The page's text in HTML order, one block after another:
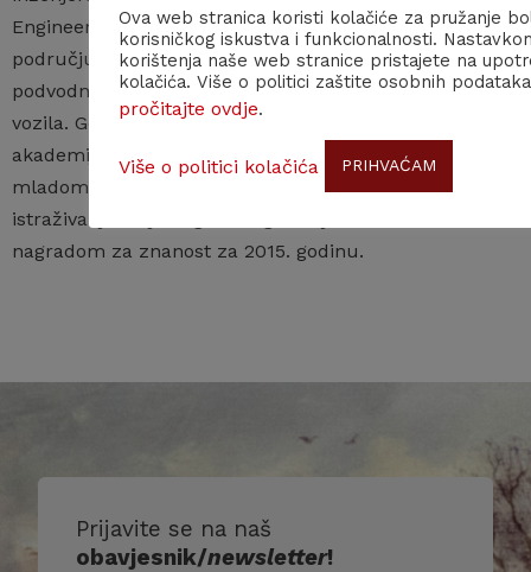
Engineer Award) za izniman inženjerski doprinos u
području pomorske robotike, posebice inovativnih
podvodnih robotskih sustava i autonomnih površinskih
vozila. Godine 2013. primio je nagradu Hrvatske
akademije tehničkih znanosti ,,Vera Johanides”
mladom znanstveniku za uspjehe u području
istraživanja, te je nagrađen godišnjom Državnom
nagradom za znanost za 2015. godinu.
Prijavite se na naš
obavjesnik/newsletter!
Ova web stranica koristi kolačiće za pružanje
korisničkog iskustva i funkcionalnosti.
korištenja naše web stranice pristajete na
kolačića. Više o politici zaštite osobnih podataka
pročitajte ovdje.
Više o politici kolačića PRIHVAĆAM